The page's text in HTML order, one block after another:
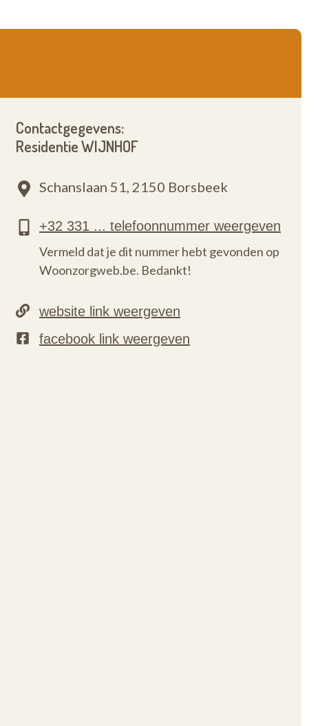
Contactgegevens:
Residentie WIJNHOF
Schanslaan 51, 2150 Borsbeek
Vermeld dat je dit nummer hebt gevonden op
Woonzorgweb.be. Bedankt!